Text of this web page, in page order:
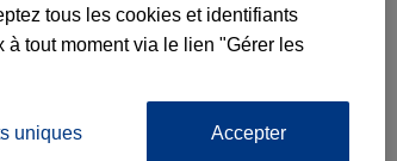
tous les cookies et identifiants
tout moment via le lien "Gérer les
uniques Accepter